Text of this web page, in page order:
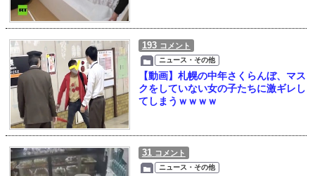
193 コメント
ニュース・その他
【動画】札幌の中年さくらんぼ、マス
クをしていない女の子たちに激ギレし
てしまうｗｗｗｗ
31 コメント
ニュース・その他